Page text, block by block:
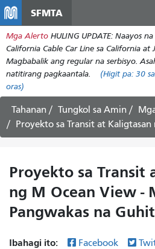
SFMTA
Mga Alerto HULING UPDATE: Naayos
California Cable Car Line sa California at
Magbabalik ang regular na serbisyo.
natitirang pagkaantala.
(Higit pa: 30
oras)
Tahanan Tungkol sa Amin
Proyekto sa Transit at Kaligtasan ng M Ocean View -
Proyekto sa Transit
ng M Ocean View -
Pangwakas na
Ibahagi ito: Facebook